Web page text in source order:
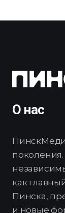
О нас
как
Пинска,
и новые